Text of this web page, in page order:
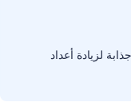
لزيادة أعداد